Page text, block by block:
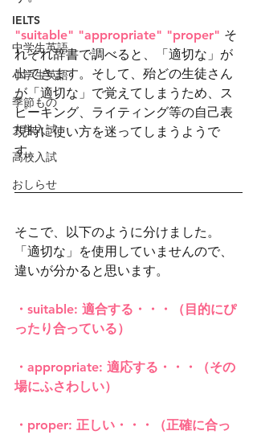
IELTS
中学生英語
小学生英語
季節もの
大学入試
高校入試
おしらせ
"suitable" "appropriate" "proper" そ
れぞれ辞書で調べると、「適切な」が
出てきます。そして、殆どの生徒さん
が「適切な」で覚えてしまうため、ス
ピーキング、ライティング等の自己表
現時に使い方を迷ってしまうようで
す。
そこで、以下のように分けました。
「適切な」を使用していませんので、
違いが分かると思います。
・suitable: 適合する・・・（目的にぴ
ったり合っている）
・appropriate: 適応する・・・（その
場にふさわしい）
・proper: 正しい・・・（正確に合っ